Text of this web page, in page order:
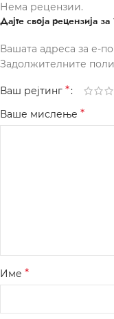
Нема рецензии.
Дајте своја рецензија
Вашата адреса за е-
Задолжителните
Ваш рејтинг *
Ваше мислење *
Име *